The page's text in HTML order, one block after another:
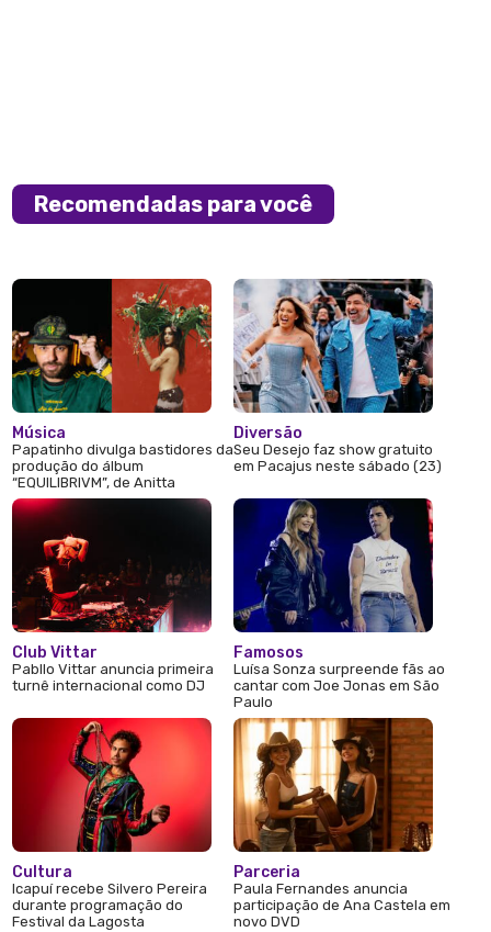
Recomendadas para você
Música
Papatinho divulga bastidores da
produção do álbum
“EQUILIBRIVM”, de Anitta
Club Vittar
Pabllo Vittar anuncia primeira
turnê internacional como DJ
Cultura
Icapuí recebe Silvero Pereira
durante programação do
Festival da Lagosta
Diversão
Seu Desejo faz show gratuito
em Pacajus neste sábado (23)
Famosos
Luísa Sonza surpreende fãs ao
cantar com Joe Jonas em São
Paulo
Parceria
Paula Fernandes anuncia
participação de Ana Castela em
novo DVD